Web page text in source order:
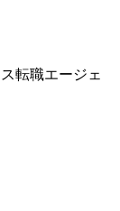
転職エージェ